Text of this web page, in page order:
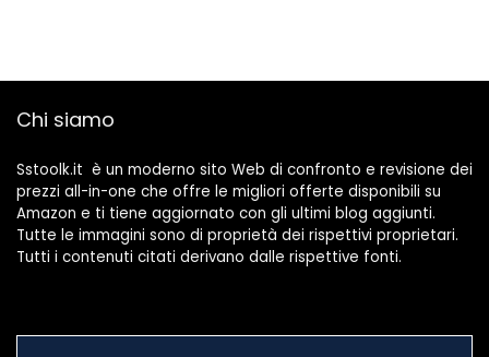
Chi siamo
Sstoolk.it è un moderno sito Web di confronto e revisione dei
prezzi all-in-one che offre le migliori offerte disponibili su
Amazon e ti tiene aggiornato con gli ultimi blog aggiunti.
Tutte le immagini sono di proprietà dei rispettivi proprietari.
Tutti i contenuti citati derivano dalle rispettive fonti.